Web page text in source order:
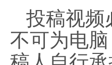
投稿视频
不可为电脑